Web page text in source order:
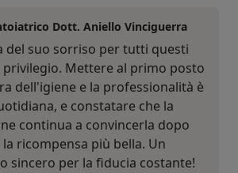
Dott. Aniello Vinciguerra
del suo sorriso per tutti questi
privilegio. Mettere al primo posto
dell'igiene e la professionalità è
e constatare che la
continua a convincerla dopo
ricompensa più bella. Un
sincero per la fiducia costante!